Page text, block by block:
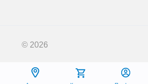
© 2026